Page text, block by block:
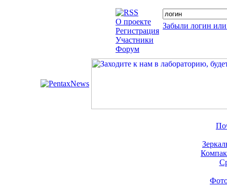
О проекте
Регистрация
Участники
Форум
Забыли логин или